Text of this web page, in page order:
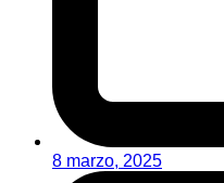
8 marzo, 2025